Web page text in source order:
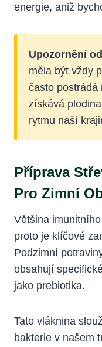
energie, aniž
Upozornění
měla být vždy
často postrádá
získává
rytmu naší
Příprava
Pro Zimní
Většina
proto je klíčové
Podzimní
obsahují
jako prebiotika.
Tato vláknina
bakterie v našem